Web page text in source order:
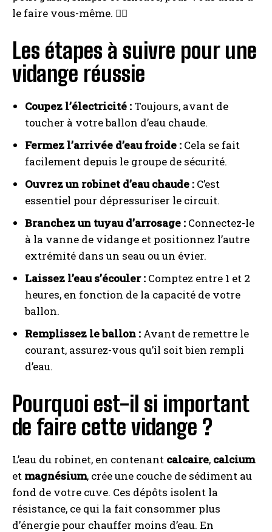
le faire vous-même. 👷‍♂️
Les étapes à suivre pour une
vidange réussie
Coupez l’électricité : Toujours, avant de
toucher à votre ballon d’eau chaude.
Fermez l’arrivée d’eau froide : Cela se fait
facilement depuis le groupe de sécurité.
Ouvrez un robinet d’eau chaude : C’est
essentiel pour dépressuriser le circuit.
Branchez un tuyau d’arrosage : Connectez-le
à la vanne de vidange et positionnez l’autre
extrémité dans un seau ou un évier.
Laissez l’eau s’écouler : Comptez entre 1 et 2
heures, en fonction de la capacité de votre
ballon.
Remplissez le ballon : Avant de remettre le
courant, assurez-vous qu’il soit bien rempli
d’eau.
Pourquoi est-il si important
de faire cette vidange ?
L’eau du robinet, en contenant calcaire, calcium
et magnésium, crée une couche de sédiment au
fond de votre cuve. Ces dépôts isolent la
résistance, ce qui la fait consommer plus
d’énergie pour chauffer moins d’eau. En